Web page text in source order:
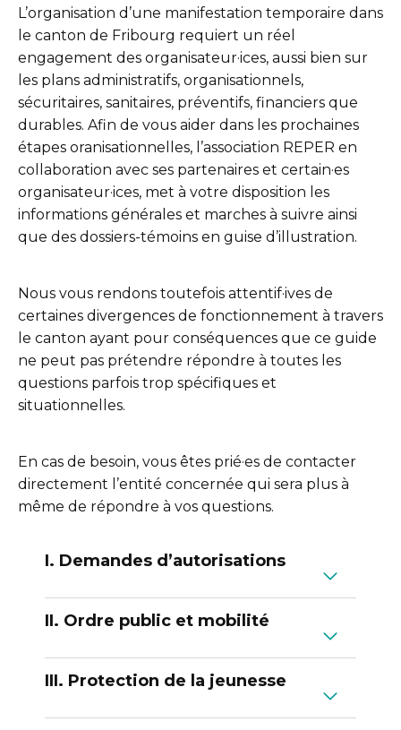
L’organisation d’une manifestation temporaire dans
le canton de Fribourg requiert un réel
engagement des organisateur·ices, aussi bien sur
les plans administratifs, organisationnels,
sécuritaires, sanitaires, préventifs, financiers que
durables. Afin de vous aider dans les prochaines
étapes oranisationnelles, l’association REPER en
collaboration avec ses partenaires et certain·es
organisateur·ices, met à votre disposition les
informations générales et marches à suivre ainsi
que des dossiers-témoins en guise d’illustration.
Nous vous rendons toutefois attentif·ives de
certaines divergences de fonctionnement à travers
le canton ayant pour conséquences que ce guide
ne peut pas prétendre répondre à toutes les
questions parfois trop spécifiques et
situationnelles.
En cas de besoin, vous êtes prié·es de contacter
directement l’entité concernée qui sera plus à
même de répondre à vos questions.
I. Demandes d’autorisations
II. Ordre public et mobilité
III. Protection de la jeunesse